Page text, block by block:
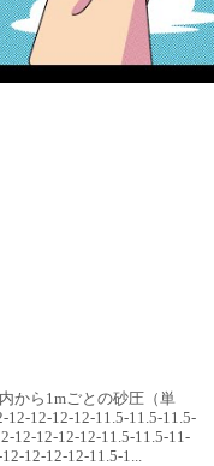
から1mごとの砂圧（単
12-12-12-11.5-11.5-11.5-
12-12-12-12-11.5-11.5-11-
12-12-12-11.5-1...